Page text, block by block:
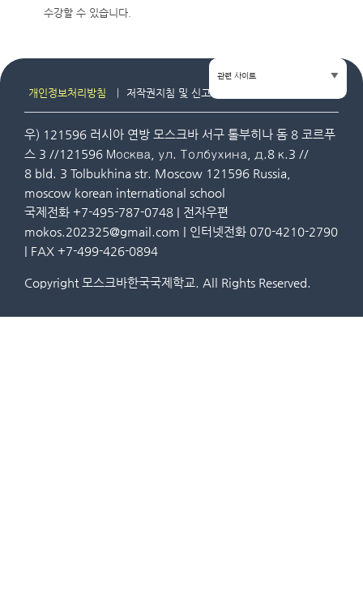
수강할 수 있습니다.
개인정보처리방침 저작권지침 및 신고
우) 121596 러시아 연방 모스크바 서구 톨부히나 돔 8 코르푸
스 3 //121596 Москва, ул. Толбухина, д.8 к.3 //
8 bld. 3 Tolbukhina str. Moscow 121596 Russia,
moscow korean international school
국제전화 +7-495-787-0748 | 전자우편
mokos.202325@gmail.com | 인터넷전화 070-4210-2790
| FAX +7-499-426-0894
Copyright 모스크바한국국제학교. All Rights Reserved.
관련 사이트